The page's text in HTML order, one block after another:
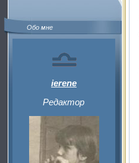
Обо мне
ierene
Редактор